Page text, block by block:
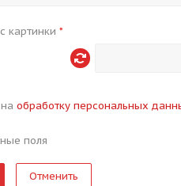
картинки*
наобработку персональных
поля
Отменить